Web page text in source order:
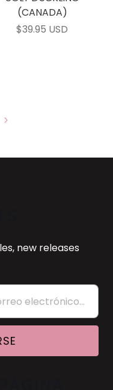
(CANADA)
$39.95 USD
new releases